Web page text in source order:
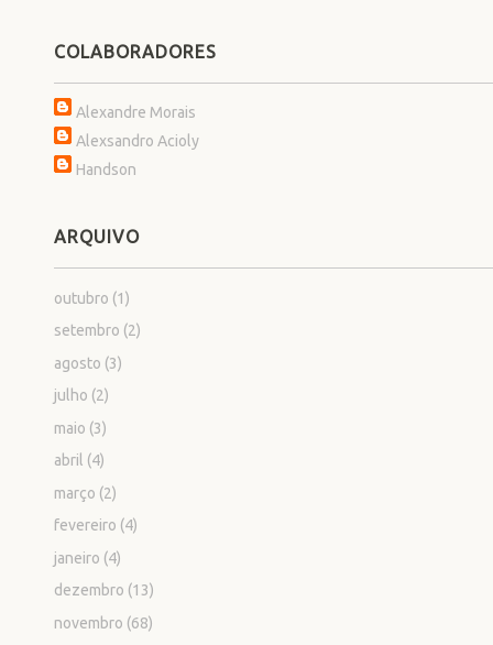
COLABORADORES
Alexandre Morais
Alexsandro Acioly
Handson
ARQUIVO
outubro (1)
setembro (2)
agosto (3)
julho (2)
maio (3)
abril (4)
março (2)
fevereiro (4)
janeiro (4)
dezembro (13)
novembro (68)